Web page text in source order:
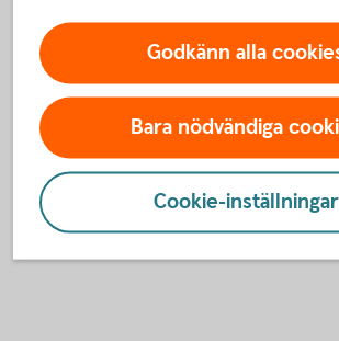
Du är nu redo att börja använda din
Du betalar genom att blippa din
terminalen där symbolen för
visas.
Godkänn alla
Bara nödvändiga
Cookie-inställningar